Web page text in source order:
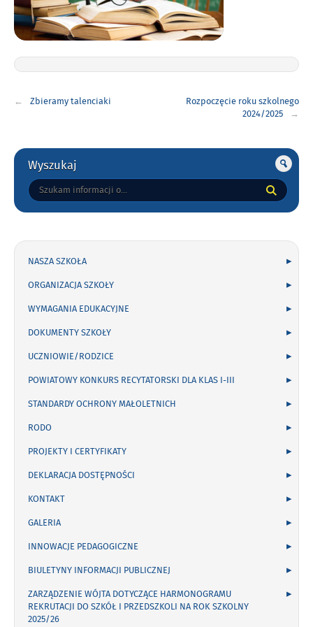
wpisu
Zbieramy talenciaki
Rozpoczęcie roku szkolnego
2024/2025
Gorne
Wyszukaj
Tutaj
wpisz
NASZA SZKOŁA
ORGANIZACJA SZKOŁY
WYMAGANIA EDUKACYJNE
DOKUMENTY SZKOŁY
UCZNIOWIE/RODZICE
POWIATOWY KONKURS RECYTATORSKI DLA KLAS I-III
STANDARDY OCHRONY MAŁOLETNICH
RODO
PROJEKTY I CERTYFIKATY
DEKLARACJA DOSTĘPNOŚCI
KONTAKT
GALERIA
INNOWACJE PEDAGOGICZNE
BIULETYNY INFORMACJI PUBLICZNEJ
ZARZĄDZENIE WÓJTA DOTYCZĄCE HARMONOGRAMU
REKRUTACJI DO SZKÓŁ I PRZEDSZKOLI NA ROK SZKOLNY
2025/26